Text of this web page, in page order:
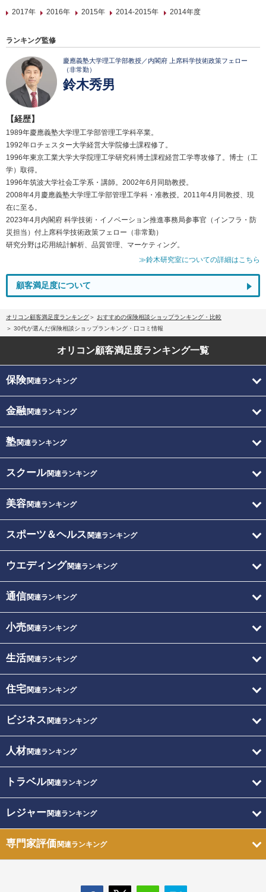
2017年
2016年 2015年 2014-2015年 2014年度
ランキング監修
慶應義塾大学理工学部教授／内閣府 上席科学技術政策フェロー
（非常勤）
鈴木秀男
【経歴】
1989年慶應義塾大学理工学部管理工学科卒業。
1992年ロチェスター大学経営大学院修士課程修了。
1996年東京工業大学大学院理工学研究科博士課程経営工学専攻修了。博士（工
学）取得。
1996年筑波大学社会工学系・講師。2002年6月同助教授。
2008年4月慶應義塾大学理工学部管理工学科・准教授。2011年4月同教授、現
在に至る。
2023年4月内閣府 科学技術・イノベーション推進事務局参事官（インフラ・防
災担当）付上席科学技術政策フェロー（非常勤）
研究分野は応用統計解析、品質管理、マーケティング。
≫鈴木研究室についての詳細はこちら
顧客満足度について
オリコン顧客満足度ランキング
おすすめの保険相談ショップランキング・比較
30代が選んだ保険相談ショップランキング・口コミ情報
オリコン顧客満足度ランキング一覧
保険関連ランキング
金融関連ランキング
塾関連ランキング
スクール関連ランキング
美容関連ランキング
スポーツ＆ヘルス 関連ランキング
ウエディング関連ランキング
通信関連ランキング
小売関連ランキング
生活関連ランキング
住宅関連ランキング
ビジネス 関連ランキング
人材関連ランキング
トラベル関連ランキング
レジャー関連ランキング
専門家評価関連ランキング